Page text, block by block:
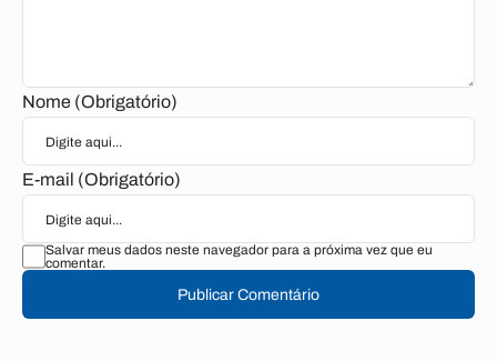
Nome (Obrigatório)
E-mail (Obrigatório)
Salvar meus dados neste navegador para a próxima vez que eu
comentar.
Publicar Comentário